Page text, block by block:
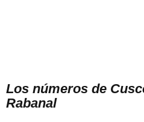
Los números de
Rabanal